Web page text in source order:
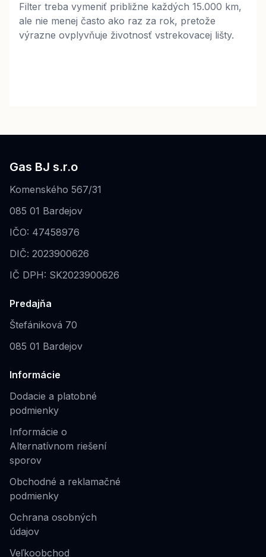
Filter treba vymeniť približne každých 15.000 km,
ale nie menej často ako raz za rok, pretože
výrazne ovplyvňuje životnosť vstrekovacej lišty.
Gas BJ s.r.o
Komenského 567/31
085 01 Bardejov
IČO: 47458976
DIČ: 2023900626
IČ DPH: SK2023900626
Predajňa
Štefániková 70
085 01 Bardejov
Informácie
Dodacie a platobné
podmienky
Informácie o
Alternatívnom riešení
sporov
Obchodné a reklamačné
podmienky
Ochrana osobných
údajov
Veľkoobchod